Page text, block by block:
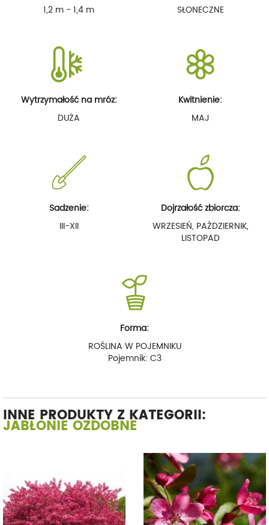
1,2 m - 1,4 m
SŁONECZNE
Wytrzymałość na mróz:
DUŻA
Kwitnienie:
MAJ
Sadzenie:
III-XII
Dojrzałość zbiorcza:
WRZESIEŃ, PAŹDZIERNIK,
LISTOPAD
Forma:
ROŚLINA W POJEMNIKU
Pojemnik: C3
INNE PRODUKTY Z KATEGORII:
JABŁONIE OZDOBNE